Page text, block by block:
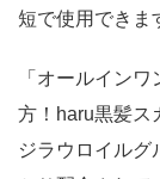
短で使用できま
「オールイン
方！haru黒髪ス
ジラウロイルグ